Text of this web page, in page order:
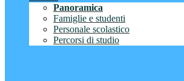
Panoramica
Famiglie e studenti
Personale scolastico
Percorsi di studio